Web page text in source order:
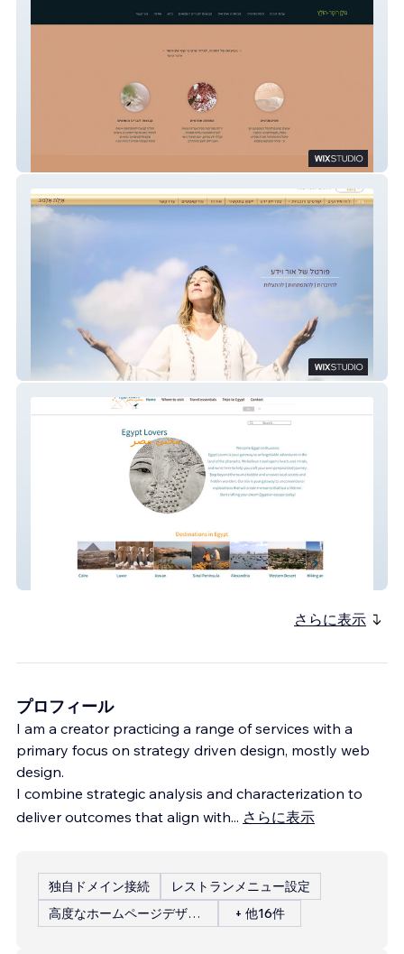
Ayelet Almog Official
Egypt lovers
さらに表示
プロフィール
I am a creator practicing a range of services with a
primary focus on strategy driven design, mostly web
design.
I combine strategic analysis and characterization to
deliver outcomes that align with... さらに表示
独自ドメイン接続
レストランメニュー設定
高度なホームページデザイン
+ 他16件